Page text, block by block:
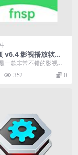
v6.4 影视播放软
告纯净版
一款非常不错的影视播
户想看的电视剧、电
动漫等影视资...
352 0